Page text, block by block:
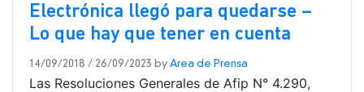
Electrónica llegó para quedarse –
Lo que hay que tener en cuenta
14/09/2018 / 26/09/2023 by Area de Prensa
Las Resoluciones Generales de Afip N° 4.290,